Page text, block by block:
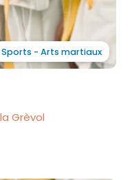
Sports - Arts martiaux
Grèvol